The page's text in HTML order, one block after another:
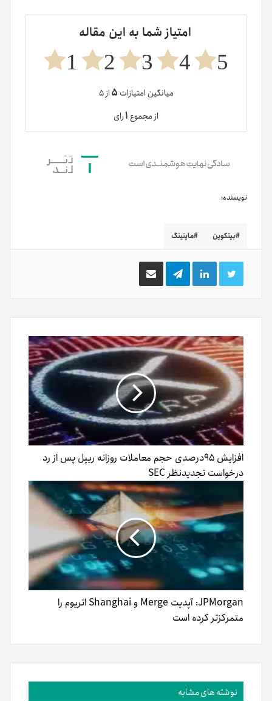
امتیاز شما به این مقاله
5
4
3
2
1
میانگین امتیازات ۵از ۵
از مجموع۱رای
نویسنده:
بیتکوین ماینینگ
توییتر لینکدینتلگرام اشتراک
گذاری
ایمیل
افزایش ۹۵درصدی حجم معاملات روزانه ریپل پس از رد
درخواست تجدیدنظر SEC
JPMorgan: آپدیت Merge و Shanghai اتریوم را
متمرکزتر کرده‌ است
نوشته های مشابه